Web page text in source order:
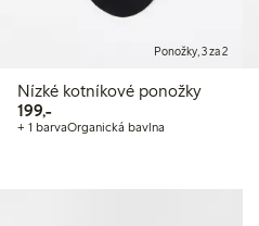
Ponožky, 3 za 2
Nízké kotníkové ponožky
199,-199,00 Kč
+ 1 barvaOrganická bavlna